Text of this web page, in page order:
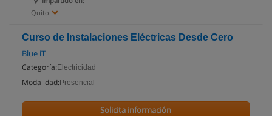
Quito
Curso de Instalaciones Eléctricas Desde Cero
Blue iT
Categoría: Electricidad
Modalidad: Presencial
Solicita información